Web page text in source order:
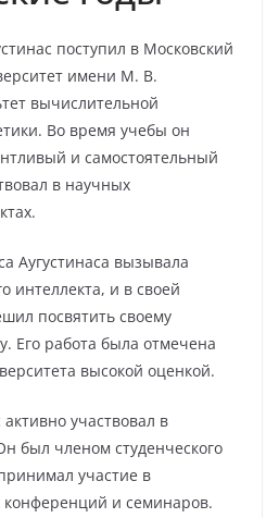
поступил в Московский
имени М. В.
вычислительной
Во время учебы он
и самостоятельный
в научных
Аугустинаса вызывала
интеллекта, и в своей
посвятить своему
Его работа была отмечена
высокой оценкой.
участвовал в
был членом студенческого
участие в
и семинаров.